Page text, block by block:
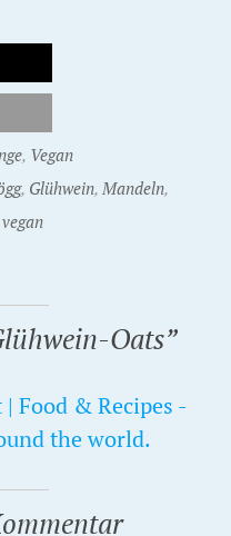
, Vegan
, Glühwein,Mandeln,
vegan
Oats”
Food & Recipes -
the world.